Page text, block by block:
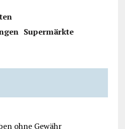
Supermärkte
ohne Gewähr